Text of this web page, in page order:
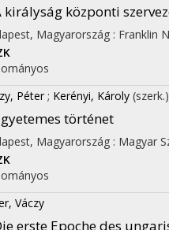
királyság központi
Magyarország : Franklin
Péter ; Kerényi, Károly (szerk.)
történet
Magyarország : Magyar
Váczy
erste Epoche des